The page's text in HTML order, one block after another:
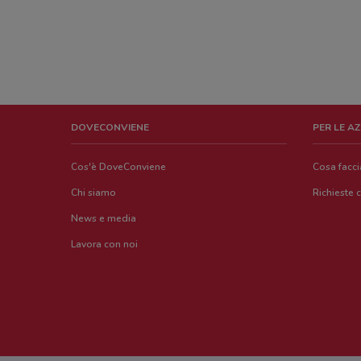
DOVECONVIENE
Cos'è DoveConviene
Chi siamo
News e media
Lavora con noi
PER LE
Cosa
Richieste